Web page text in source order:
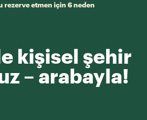
rezerve etmen için 6 neden
kişisel şehir
– arabayla!